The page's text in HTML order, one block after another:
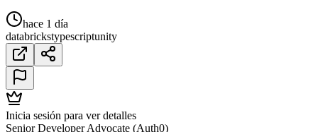
hace 1 día
databrickstypescriptunity
Inicia sesión para ver detalles
Senior Developer Advocate (Auth0)